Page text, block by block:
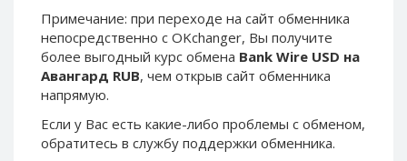
Примечание: при переходе на сайт обменника
непосредственно c OKchanger, Вы получите
более выгодный курс обмена Bank Wire USD на
Авангард RUB, чем открыв сайт обменника
напрямую.
Если у Вас есть какие-либо проблемы с обменом,
обратитесь в службу поддержки обменника.
Paxum USD
Paxum EUR
Epay USD
Epay EUR
Phone Balance RUB
Phone Balance UAH
Paxum USD
Paxum EUR
Epay USD
Phone Balance RUB
Phone Balance UAH